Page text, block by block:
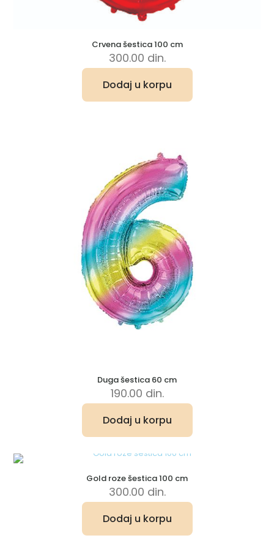
Crvena šestica 100 cm
300.00 din.
Dodaj u korpu
Duga šestica 60 cm
190.00 din.
Dodaj u korpu
Gold roze šestica 100 cm
300.00 din.
Dodaj u korpu